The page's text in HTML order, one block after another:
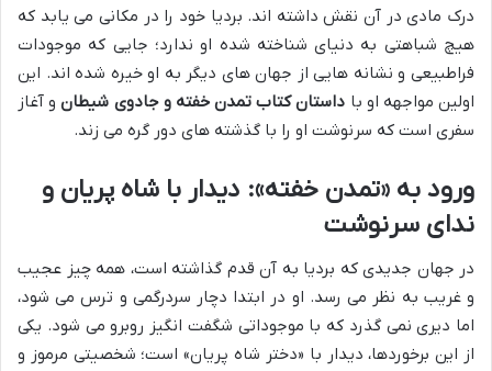
درک مادی در آن نقش داشته اند. بردیا خود را در مکانی می یابد که
هیچ شباهتی به دنیای شناخته شده او ندارد؛ جایی که موجودات
فراطبیعی و نشانه هایی از جهان های دیگر به او خیره شده اند. این
اولین مواجهه او با داستان کتاب تمدن خفته و جادوی شیطانو آغاز
سفری است که سرنوشت او را با گذشته های دور گره می زند.
ورود به «تمدن خفته»: دیدار با شاه پریان و
ندای سرنوشت
در جهان جدیدی که بردیا به آن قدم گذاشته است، همه چیز عجیب
و غریب به نظر می رسد. او در ابتدا دچار سردرگمی و ترس می شود،
اما دیری نمی گذرد که با موجوداتی شگفت انگیز روبرو می شود. یکی
از این برخوردها، دیدار با «دختر شاه پریان» است؛ شخصیتی مرموز و